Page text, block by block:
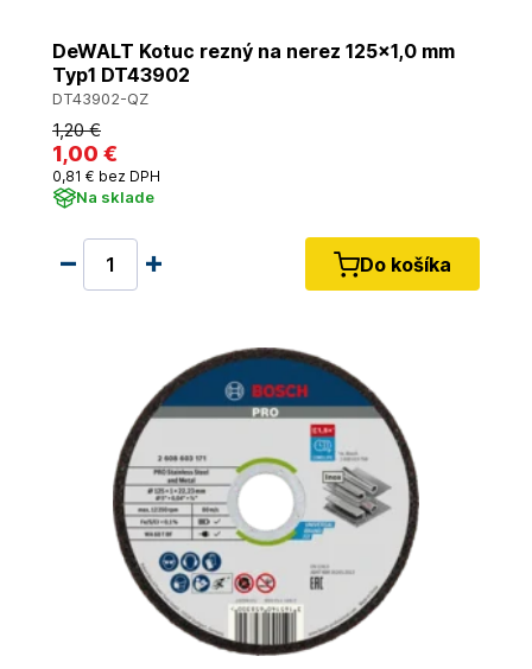
DeWALT Kotuc rezný na nerez 125x1,0 mm
Typ1 DT43902
DT43902-QZ
1,20 €
1,00 €
0,81 € bez DPH
Na sklade
Do košíka